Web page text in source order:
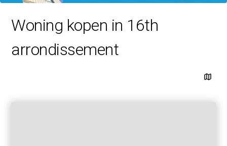
Woning kopen in 16th
arrondissement